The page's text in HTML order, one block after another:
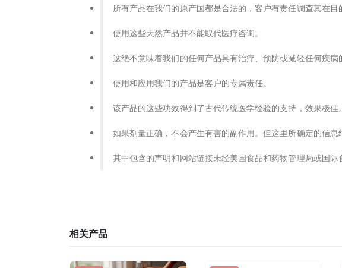
所有产品在我们的原产国都是合法的，客户有责任调查其在目
使用这些天然产品并不能取代医疗咨询。
这绝不意味着我们的任何产品具有治疗、预防或减轻任何疾病
使用和应用我们的产品是客户的专属责任。
该产品的这些功效得到了古代传统医学经验的支持，效果极佳。
如果剂量正确，不会产生有害的副作用。但这里所确定的信息
其中包含的声明和网站链接未经美国食品和药物管理局或国际
相关产品